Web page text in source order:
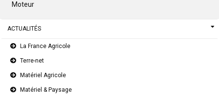
Moteur
ACTUALITÉS
La France Agricole
Terre-net
Matériel Agricole
Matériel & Paysage